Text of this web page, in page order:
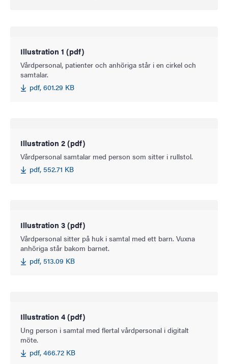
Illustration 1 (pdf)
Vårdpersonal, patienter och anhöriga står i en cirkel och
samtalar.
pdf, 601.29 KB
Illustration 2 (pdf)
Vårdpersonal samtalar med person som sitter i rullstol.
pdf, 552.71 KB
Illustration 3 (pdf)
Vårdpersonal sitter på huk i samtal med ett barn. Vuxna
anhöriga står bakom barnet.
pdf, 513.09 KB
Illustration 4 (pdf)
Ung person i samtal med flertal vårdpersonal i digitalt
möte.
pdf, 466.72 KB